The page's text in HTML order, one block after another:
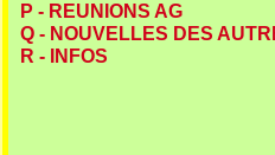
P - REUNIONS AG
Q - NOUVELLES DES
R - INFOS